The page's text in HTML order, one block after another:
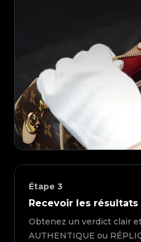
Étape 3
Recevoir les résultats
Obtenez un verdict clair
AUTHENTIQUE ou